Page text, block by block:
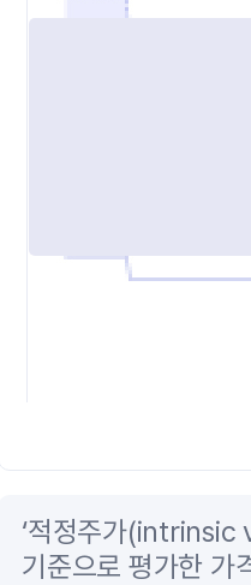
‘적정주가(intrinsic
기준으로 평가한 가